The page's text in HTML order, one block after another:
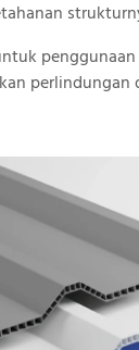
perlindungan